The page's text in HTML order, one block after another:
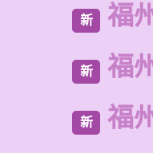
新 福
新 福
新 福